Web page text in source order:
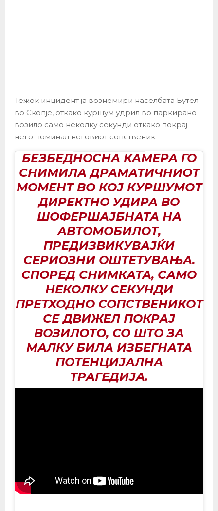
Тежок инцидент ја вознемири населбата Бутел
во Скопје, откако куршум удрил во паркирано
возило само неколку секунди откако покрај
него поминал неговиот сопственик.
БЕЗБЕДНОСНА КАМЕРА ГО
СНИМИЛА ДРАМАТИЧНИОТ
МОМЕНТ ВО КОЈ КУРШУМОТ
ДИРЕКТНО УДИРА ВО
ШОФЕРШАЈБНАТА НА
АВТОМОБИЛОТ,
ПРЕДИЗВИКУВАЈЌИ
СЕРИОЗНИ ОШТЕТУВАЊА.
СПОРЕД СНИМКАТА, САМО
НЕКОЛКУ СЕКУНДИ
ПРЕТХОДНО СОПСТВЕНИКОТ
СЕ ДВИЖЕЛ ПОКРАЈ
ВОЗИЛОТО, СО ШТО ЗА
МАЛКУ БИЛА ИЗБЕГНАТА
ПОТЕНЦИЈАЛНА
ТРАГЕДИЈА.